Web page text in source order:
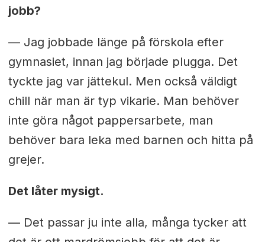
jobb?
— Jag jobbade länge på förskola efter
gymnasiet, innan jag började plugga. Det
tyckte jag var jättekul. Men också väldigt
chill när man är typ vikarie. Man behöver
inte göra något pappersarbete, man
behöver bara leka med barnen och hitta på
grejer.
Det låter mysigt.
— Det passar ju inte alla, många tycker att